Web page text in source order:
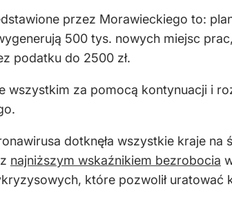
przez Morawieckiego to:
500 tys. nowych miejsc
podatku do 2500 zł.
wszystkim za pomocą kontynuacji i
dotknęła wszystkie kraje
najniższym wskaźnikiem bezrobocia
które pozwolił